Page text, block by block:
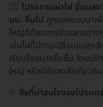
👩‍⚕️ โปรแกรมผ่าไฝ ขี้แมล
มม. ขึ้นไป ถูกออกแบบมาเ
ใหญ่ที่ต้องการนำออกอย่าง
เช่นไฝที่มีการเปลี่ยนแปลง
เรียบร้อยมากยิ่งขึ้น โดยบริ
ใหญ่ หรือมีข้อสงสัยเกี่ยวกั
สิ่งที่น่าสนใจของโปรแก